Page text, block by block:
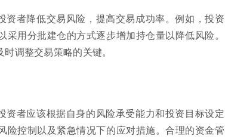
者降低交易风险，提高交易成功率。例如，投资
用分批建仓的方式逐步增加持仓量以降低风险。
调整交易策略的关键。
者应该根据自身的风险承受能力和投资目标设定
控制以及紧急情况下的应对措施。合理的资金管